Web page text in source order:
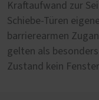
Kraftaufwand zur
Schiebe-Türen
barrierearmen
gelten als
Zustand kein